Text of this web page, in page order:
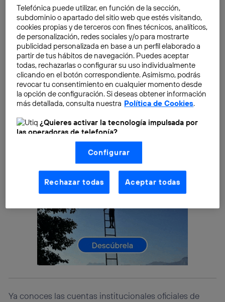
esta plataforma se comparten más de 400 millones de
mensajes diarios.Cada vez son más las empresas que
apuestan por incorporar un perfil de Snapchat en su
estrategia de Social Mediay, por eso, el fenómeno de
la mensajería efímera que ha calado en los millenials,
pero también en la conocidageneración Z, ha llegado
a Telefónica Brasil.
Ya conoces las cuentas institucionales oficiales de
Telefónica puede utilizar, en función de la sección,
subdominio o apartado del sitio web que estés visitando,
cookies propias y de terceros con fines técnicos, analíticos,
de personalización, redes sociales y/o para mostrarte
publicidad personalizada en base a un perfil elaborado a
partir de tus hábitos de navegación. Puedes aceptar
todas, rechazarlas o configurar su uso individualmente
clicando en el botón correspondiente. Asimismo, podrás
revocar tu consentimiento en cualquier momento desde
la opción de configuración. Si deseas obtener información
más detallada, consulta nuestra Política de Cookies.
¿Quieres activar la tecnología impulsada por
las operadoras de telefonía?
Nosotros, Telefónica S.A., utilizamos la tecnología Utiq para
realizar nuestras acciones de marketing digital o análisis
(como se describe en este aviso de consentimiento)
basadas en tu navegación en nuestra(s) web(s)
aquí(solo cuando utilizas una conexión a
internet habilitada , proporcionada por una de las
operadoras de telefonía participantes, y otorgas tu
La tecnología Utiq está diseñada con la privacidad como
prioridad ofreciéndote elección y control.
La tecnología utiliza un identificador cifrado creado por tu
operadora de telefonía, utilizando tu dirección IP y otra
información de la cuenta de cliente de
(p. ej., número de teléfono móvil).
Este identificador se asigna a la conexión de internet, por
Configurar
Rechazar todas Aceptar todas